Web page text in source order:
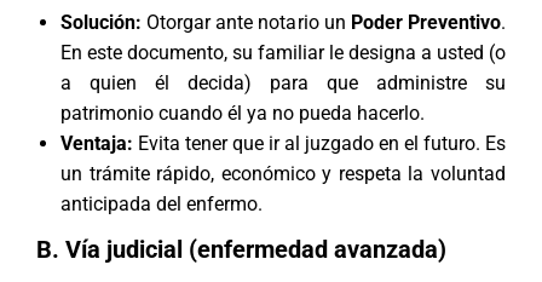
Solución: Otorgar ante notario un Poder Preventivo.
En este documento, su familiar le designa a usted (o
a quien él decida) para que administre su
patrimonio cuando él ya no pueda hacerlo.
Ventaja: Evita tener que ir al juzgado en el futuro. Es
un trámite rápido, económico y respeta la voluntad
anticipada del enfermo.
B. Vía judicial (enfermedad avanzada)